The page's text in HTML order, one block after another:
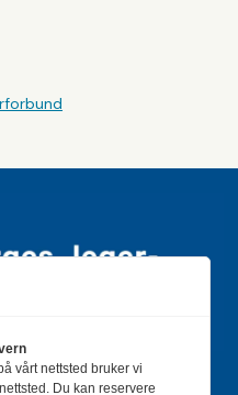
og eldste magasin for
vårt nettsted bruker vi
Du kan reservere